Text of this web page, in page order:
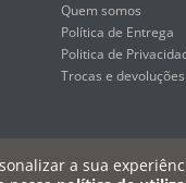
a sua
Quem somos
Política de Entrega
Politica de
Trocas e devoluções